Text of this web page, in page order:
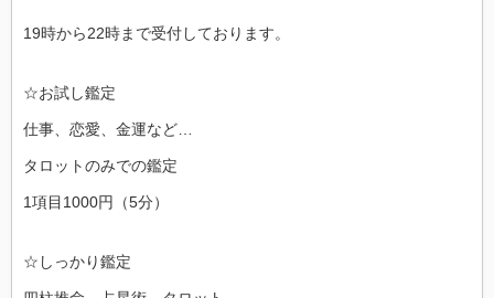
19時から22時まで受付しております。
☆お試し鑑定
仕事、恋愛、金運など…
タロットのみでの鑑定
1項目1000円（5分）
☆しっかり鑑定